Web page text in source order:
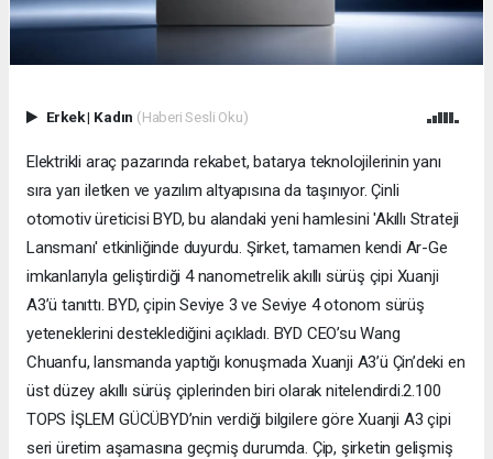
Erkek| Kadın (Haberi Sesli Oku)
Elektrikli araç pazarında rekabet, batarya teknolojilerinin yanı
sıra yarı iletken ve yazılım altyapısına da taşınıyor. Çinli
otomotiv üreticisi BYD, bu alandaki yeni hamlesini 'Akıllı Strateji
Lansmanı' etkinliğinde duyurdu. Şirket, tamamen kendi Ar-Ge
imkanlarıyla geliştirdiği 4 nanometrelik akıllı sürüş çipi Xuanji
A3’ü tanıttı. BYD, çipin Seviye 3 ve Seviye 4 otonom sürüş
yeteneklerini desteklediğini açıkladı. BYD CEO’su Wang
Chuanfu, lansmanda yaptığı konuşmada Xuanji A3’ü Çin’deki en
üst düzey akıllı sürüş çiplerinden biri olarak nitelendirdi.2.100
TOPS İŞLEM GÜCÜBYD’nin verdiği bilgilere göre Xuanji A3 çipi
seri üretim aşamasına geçmiş durumda. Çip, şirketin gelişmiş